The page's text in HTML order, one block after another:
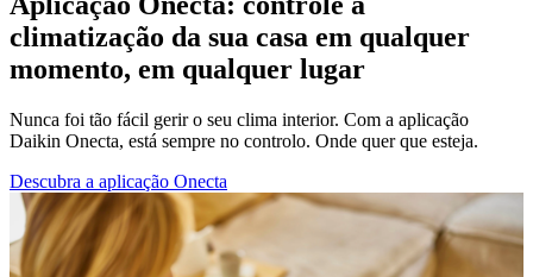
climatização da sua casa em qualquer
momento, em qualquer lugar
Nunca foi tão fácil gerir o seu clima interior. Com a aplicação
Daikin Onecta, está sempre no controlo. Onde quer que esteja.
Descubra a aplicação Onecta